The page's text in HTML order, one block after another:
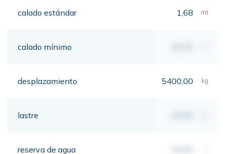
calado estándar 1,68 mt
calado mínimo
desplazamiento 5400,00 kg
lastre
reserva de agua